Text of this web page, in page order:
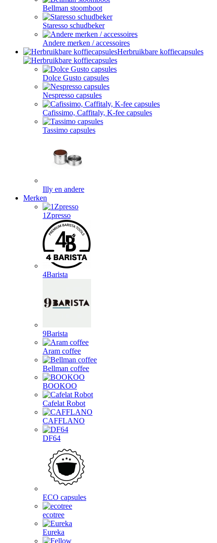
Bellman stoomboot
Staresso schudbeker
Andere merken / accessoires
Herbruikbare koffiecapsules
Dolce Gusto capsules
Nespresso capsules
Cafissimo, Caffitaly, K-fee capsules
Tassimo capsules
Illy en andere
Merken
1Zpresso
4Barista
9Barista
Aram coffee
Bellman coffee
BOOKOO
Cafelat Robot
CAFFLANO
DF64
ECO capsules
ecotree
Eureka